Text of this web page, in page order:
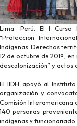
Lima, Perú. El I Curso
“Protección
Indígenas. Derechos
12 de octubre de 2019,
descolonización” y actos
El IIDH apoyó al
organización y
Comisión Interamericana
140 personas
indígenas y funcionariado